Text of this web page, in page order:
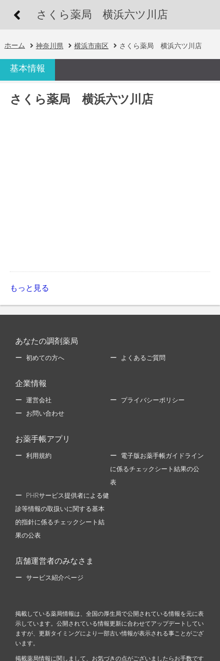
さくら薬局 横浜六ツ川店
ホーム 神奈川県 横浜市南区 さくら薬局 横浜六ツ川店
基本情報
さくら薬局 横浜六ツ川店
もっと見る
あなたの調剤薬局
初めての方へ よくあるご質問
企業情報
運営会社 プライバシーポリシー
お問い合わせ
お薬手帳アプリ
利用規約 電子版お薬手帳ガイドライン
に係るチェックシート結果の公
表
PHRサービス提供者による健
診等情報の取扱いに関する基本
的指針に係るチェックシート結
果の公表
店舗運営者のみなさま
サービス紹介ページ
掲載している薬局情報は、全国の厚生局で公開されている情報を元に表
示しています。公開されている情報更新に合わせてアップデートしてい
ますが、更新タイミングにより一部古い情報が表示される事ことがござ
います。
掲載薬局情報に関しまして、お気づきの点がございましたらお手数です